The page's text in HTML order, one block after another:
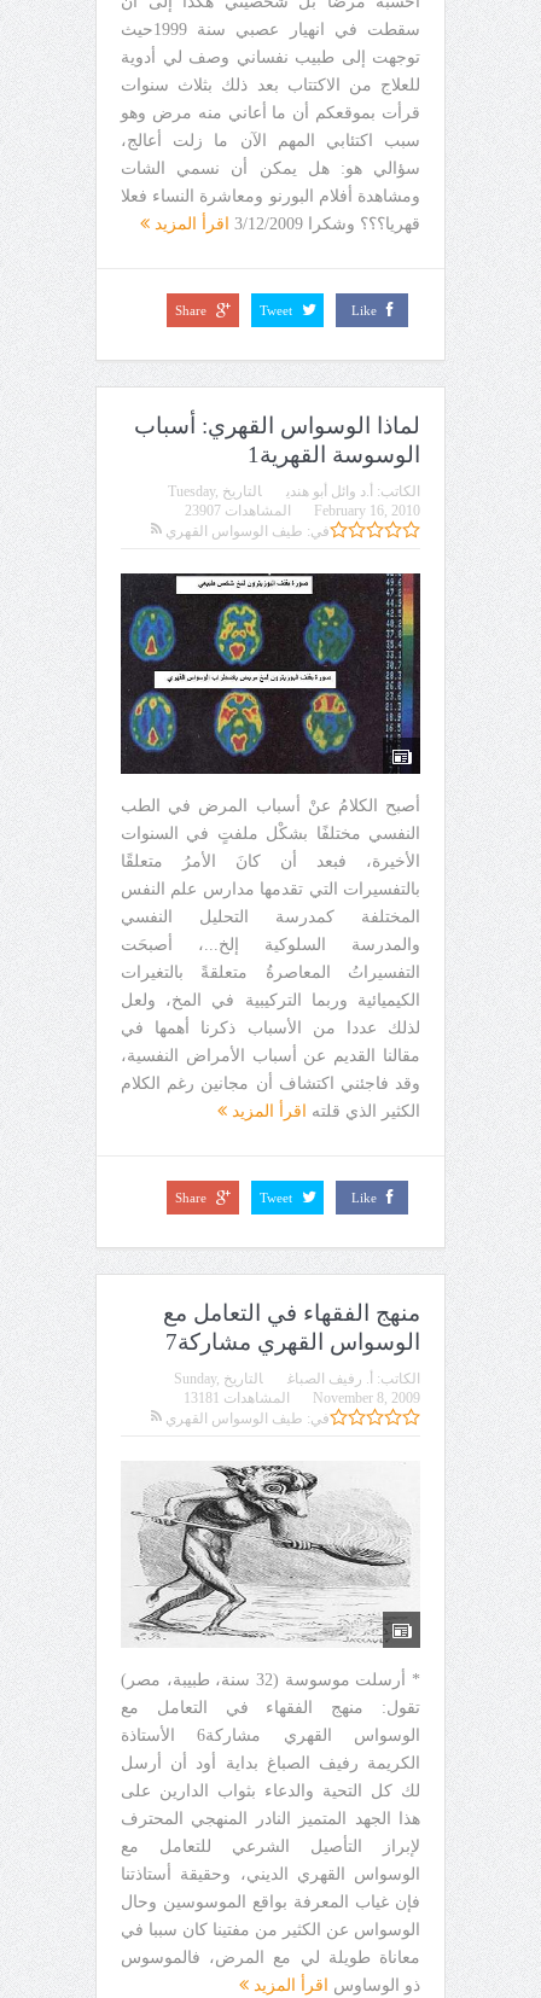
سقطت في انهيار عصبي سنة 1999حيث
توجهت إلى طبيب نفساني وصف لي أدوية
للعلاج من الاكتتاب بعد ذلك بثلاث سنوات
قرأت بموقعكم أن ما أعاني منه مرض وهو
سبب اكتئابي المهم الآن ما زلت أعالج،
سؤالي هو: هل يمكن أن نسمي الشات
ومشاهدة أفلام البورنو ومعاشرة النساء فعلا
قهريا؟؟؟ وشكرا 3/12/2009
اقرأ المزيد
Like
Tweet
Share
لماذا الوسواس القهري: أسباب
الوسوسة القهرية1
الكاتب: أ.د وائل أبو هندي التاريخ Tuesday,
February 16, 2010
في: طيف الوسواس القهري
المشاهدات 23907
أصبح الكلامُ عنْ أسباب المرض في الطب
النفسي مختلفًا بشكْل ملفتٍ في السنوات
الأخيرة، فبعد أن كانَ الأمرُ متعلقًا
بالتفسيرات التي تقدمها مدارس علم النفس
المختلفة كمدرسة التحليل النفسي
والمدرسة السلوكية إلخ...، أصبحَت
التفسيراتُ المعاصرةُ متعلقةً بالتغيرات
الكيميائية وربما التركيبية في المخ، ولعل
لذلك عددا من الأسباب ذكرنا أهمها في
مقالنا القديم عن أسباب الأمراض النفسية،
وقد فاجئني اكتشاف أن مجانين رغم الكلام
الكثير الذي قلته
اقرأ المزيد
Like
Tweet
Share
منهج الفقهاء في التعامل مع
الوسواس القهري مشاركة7
الكاتب: أ. رفيف الصباغ التاريخ Sunday,
November 8, 2009
في: طيف الوسواس القهري
المشاهدات 13181
* أرسلت موسوسة (32 سنة، طبيبة، مصر)
تقول: منهج الفقهاء في التعامل مع
الوسواس القهري مشاركة6 الأستاذة
الكريمة رفيف الصباغ بداية أود أن أرسل
لك كل التحية والدعاء بثواب الدارين على
هذا الجهد المتميز النادر المنهجي المحترف
لإبراز التأصيل الشرعي للتعامل مع
الوسواس القهري الديني، وحقيقة أستاذتنا
فإن غياب المعرفة بواقع الموسوسين وحال
الوسواس عن الكثير من مفتينا كان سببا في
معاناة طويلة لي مع المرض، فالموسوس
ذو الوساوس
اقرأ المزيد